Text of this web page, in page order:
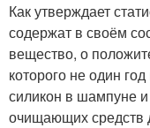
Как утверждает
содержат в своём
вещество, о
которого не один
силикон в шампуне и
очищающих средств